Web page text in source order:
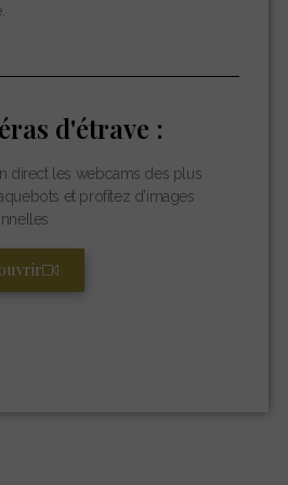
d'étrave :
direct les webcams des plus
et profitez d’images